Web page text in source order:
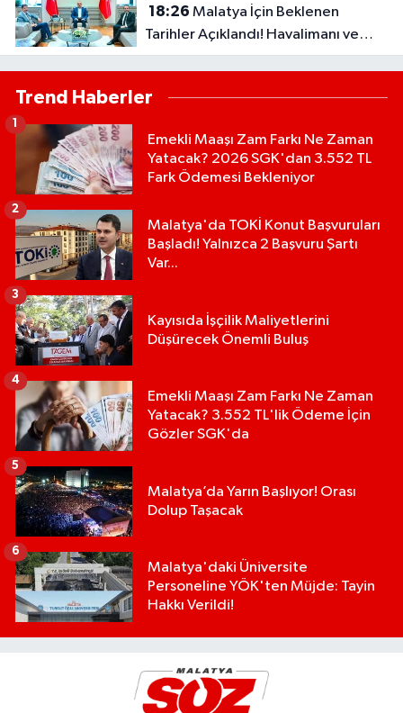
18:26
Tarihler Açıklandı! Havalimanı ve
Çevre Yolu Açılıyor..
Trend Haberler
Emekli Maaşı Zam Farkı Ne Zaman
Yatacak? 2026 SGK'dan 3.552 TL
Fark Ödemesi Bekleniyor
1
Malatya'da TOKİ Konut Başvuruları
Başladı! Yalnızca 2 Başvuru Şartı
Var...
2
Kayısıda İşçilik Maliyetlerini
Düşürecek Önemli Buluş
3
Emekli Maaşı Zam Farkı Ne Zaman
Yatacak? 3.552 TL'lik Ödeme İçin
Gözler SGK'da
4
Malatya’da Yarın Başlıyor! Orası
Dolup Taşacak
5
Malatya'daki Üniversite
Personeline YÖK'ten Müjde: Tayin
Hakkı Verildi!
6